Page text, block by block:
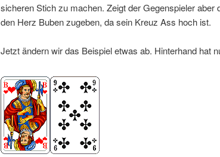
sicheren Stich zu machen. Zeigt der Gegenspieler aber
den Herz Buben zugeben, da sein Kreuz Ass hoch ist.
Jetzt ändern wir das Beispiel etwas ab. Hinterhand hat